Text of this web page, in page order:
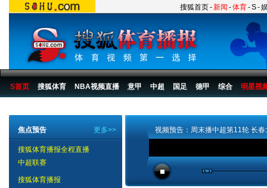
搜狐首页-新闻 -体育-S-
S首页 搜狐体育 NBA视频直播 意甲 中超 国足 德甲 综合 明星视
更多>>
焦点预告
搜狐体育播报全程直播
中超联赛
搜狐体育播报
视频预告：周末播中超第11轮 长